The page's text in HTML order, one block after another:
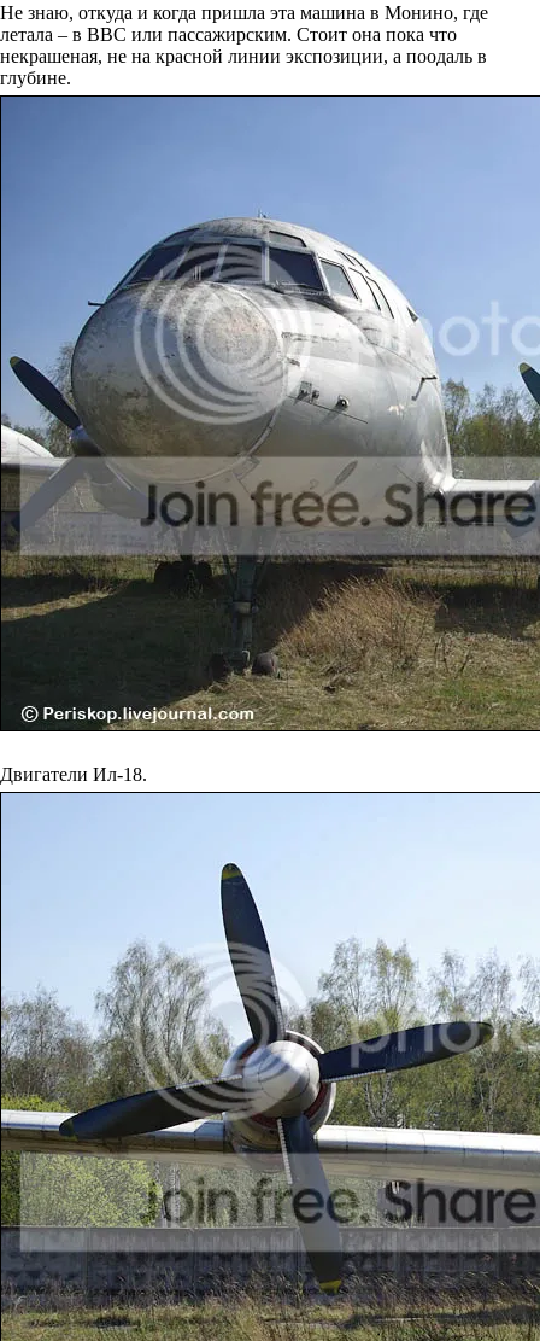
Не знаю, откуда и когда пришла эта машина в Монино, где
летала – в ВВС или пассажирским. Стоит она пока что
некрашеная, не на красной линии экспозиции, а поодаль в
глубине.
Двигатели Ил-18.